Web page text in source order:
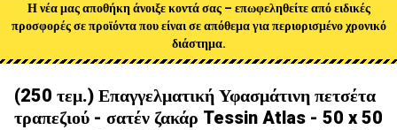
Η νέα μας αποθήκη άνοιξε κοντά σας – επωφεληθείτε από ειδικές
προσφορές σε προϊόντα που είναι σε απόθεμα για περιορισμένο χρονικό
διάστημα.
(250 τεμ.) Επαγγελματική Υφασμάτινη πετσέτα
τραπεζιού - σατέν ζακάρ Tessin Atlas - 50 x 50